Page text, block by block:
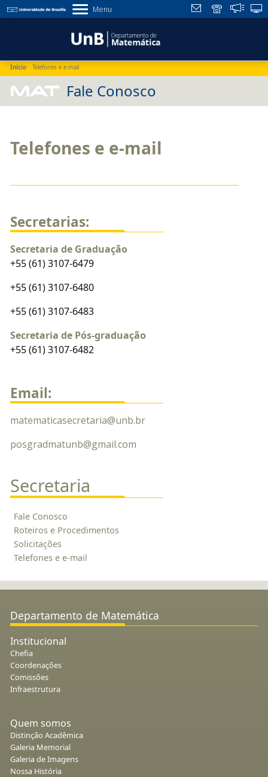
Menu
Início Telefones e e-mail
MAT Fale Conosco
Telefones e e-mail
Secretarias:
Secretaria de Graduação
+55 (61) 3107-6479
+55 (61) 3107-6480
+55 (61) 3107-6483
Secretaria de Pós-graduação
+55 (61) 3107-6482
Email:
matematicasecretaria@unb.br
posgradmatunb@gmail.com
Secretaria
Fale Conosco
Roteiros e Procedimentos
Solicitações
Telefones e e-mail
Departamento de Matemática
Institucional
Chefia
Coordenações
Comissões
Infraestrutura
Quem somos
Distinção Acadêmica
Galeria Memorial
Galeria de Imagens
Nossa História